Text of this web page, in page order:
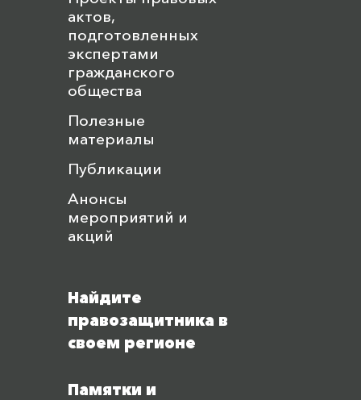
актов,
подготовленных
экспертами
гражданского
общества
Полезные
материалы
Публикации
Анонсы
мероприятий и
акций
Найдите
правозащитника в
своем регионе
Памятки и